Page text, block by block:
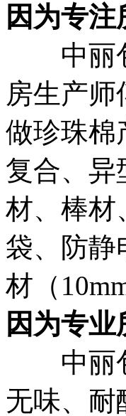
因为专
中丽包
房生产
做珍珠棉
复合、异
材、棒材
袋、防静
材（
因为专
中丽包
无味、耐